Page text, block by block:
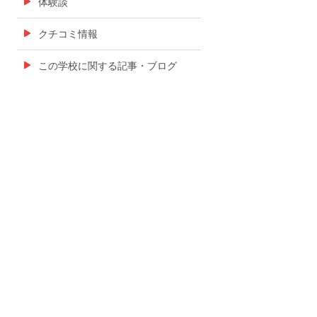
クチコミ情報
この学校に関する記事・ブログ